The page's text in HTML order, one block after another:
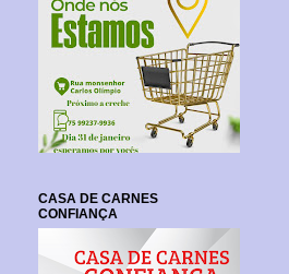
CASA DE CARNES
CONFIANÇA